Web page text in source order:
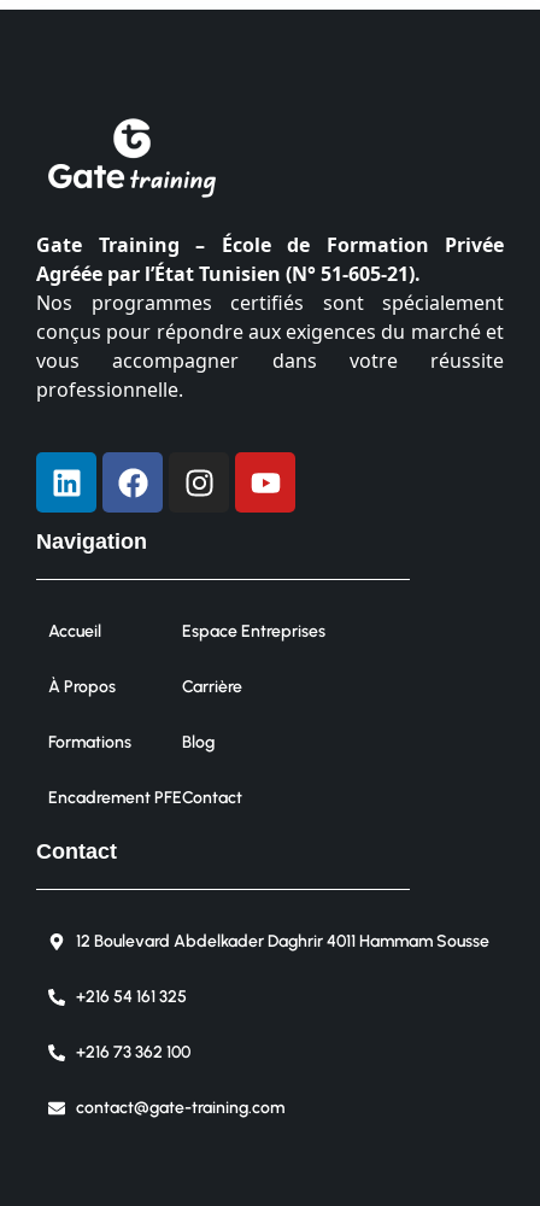
Gate Training – École de Formation Privée
Agréée par l’État Tunisien (N° 51-605-21).
Nos programmes certifiés sont spécialement
conçus pour répondre aux exigences du marché et
vous accompagner dans votre réussite
professionnelle.
Navigation
Accueil
À Propos
Formations
Encadrement PFE
Espace Entreprises
Carrière
Blog
Contact
Contact
12 Boulevard Abdelkader Daghrir 4011 Hammam Sousse
+216 54 161 325
+216 73 362 100
contact@gate-training.com